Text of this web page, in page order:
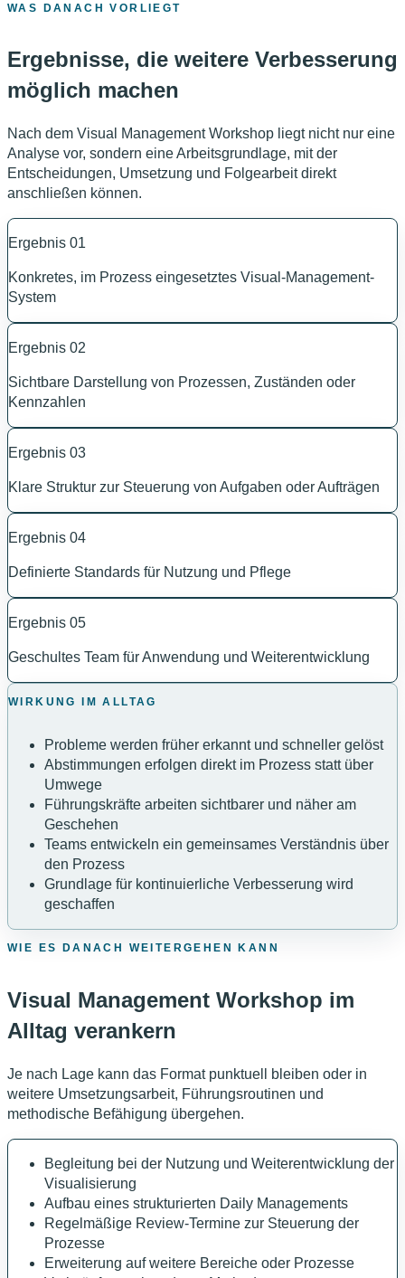
WAS DANACH VORLIEGT
Ergebnisse, die weitere Verbesserung
möglich machen
Nach dem Visual Management Workshop liegt nicht nur eine
Analyse vor, sondern eine Arbeitsgrundlage, mit der
Entscheidungen, Umsetzung und Folgearbeit direkt
anschließen können.
Ergebnis 01
Konkretes, im Prozess eingesetztes Visual-Management-
System
Ergebnis 02
Sichtbare Darstellung von Prozessen, Zuständen oder
Kennzahlen
Ergebnis 03
Klare Struktur zur Steuerung von Aufgaben oder Aufträgen
Ergebnis 04
Definierte Standards für Nutzung und Pflege
Ergebnis 05
Geschultes Team für Anwendung und Weiterentwicklung
WIRKUNG IM ALLTAG
Probleme werden früher erkannt und schneller gelöst
Abstimmungen erfolgen direkt im Prozess statt über
Umwege
Führungskräfte arbeiten sichtbarer und näher am
Geschehen
Teams entwickeln ein gemeinsames Verständnis über
den Prozess
Grundlage für kontinuierliche Verbesserung wird
geschaffen
WIE ES DANACH WEITERGEHEN KANN
Visual Management Workshop im
Alltag verankern
Je nach Lage kann das Format punktuell bleiben oder in
weitere Umsetzungsarbeit, Führungsroutinen und
methodische Befähigung übergehen.
Begleitung bei der Nutzung und Weiterentwicklung der
Visualisierung
Aufbau eines strukturierten Daily Managements
Regelmäßige Review-Termine zur Steuerung der
Prozesse
Erweiterung auf weitere Bereiche oder Prozesse